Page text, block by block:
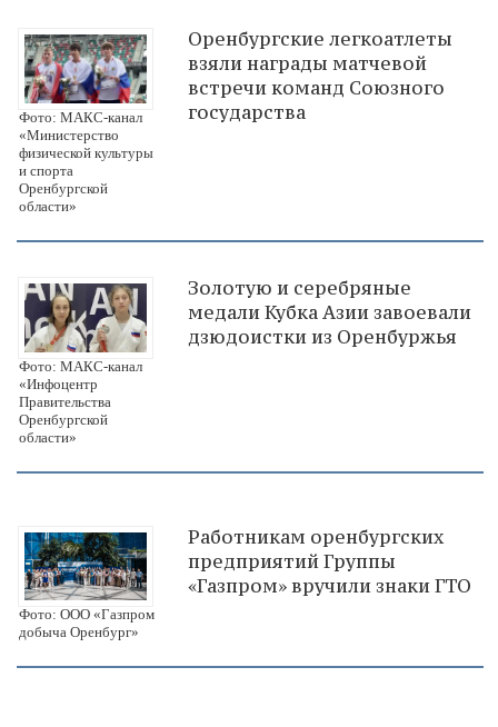
Фото: МАКС-канал
«Министерство
физической культуры
и спорта
Оренбургской
области»
Оренбургские легкоатлеты
взяли награды матчевой
встречи команд Союзного
государства
Фото: МАКС-канал
«Инфоцентр
Правительства
Оренбургской
области»
Золотую и серебряные
медали Кубка Азии завоевали
дзюдоистки из Оренбуржья
Фото: ООО «Газпром
добыча Оренбург»
Работникам оренбургских
предприятий Группы
«Газпром» вручили знаки ГТО